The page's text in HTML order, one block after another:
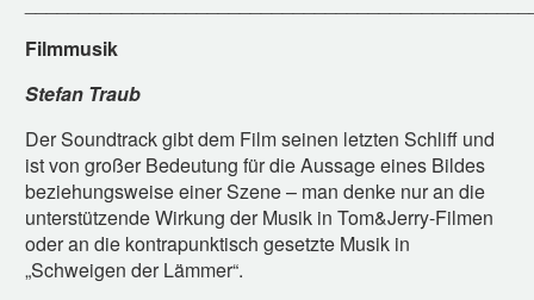
Filmmusik
Stefan Traub
Der Soundtrack gibt dem Film seinen letzten Schliff und
ist von großer Bedeutung für die Aussage eines Bildes
beziehungsweise einer Szene – man denke nur an die
unterstützende Wirkung der Musik in Tom&Jerry-Filmen
oder an die kontrapunktisch gesetzte Musik in
„Schweigen der Lämmer“.